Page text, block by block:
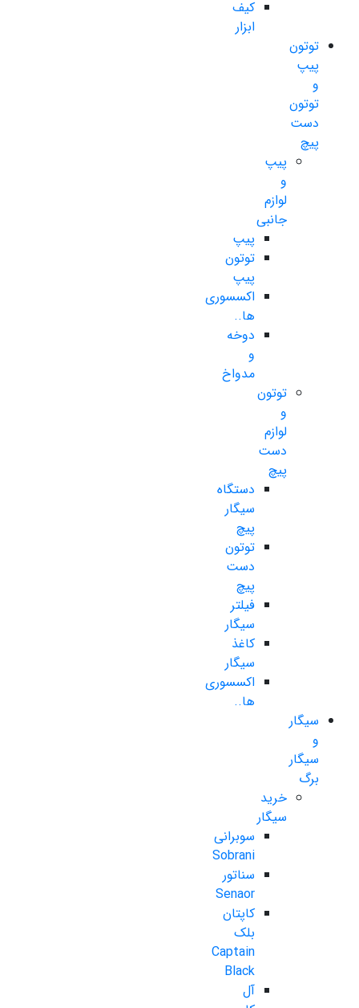
کیف
ابزار
توتون
پیپ
و
توتون
دست
پیچ
پیپ
و
لوازم
جانبی
پیپ
توتون
پیپ
اکسسوری
ها..
دوخه
و
مدواخ
توتون
و
لوازم
دست
پیچ
دستگاه
سیگار
پیچ
توتون
دست
پیچ
فیلتر
سیگار
کاغذ
سیگار
اکسسوری
ها..
سیگار
و
سیگار
برگ
خرید
سیگار
سوبرانی
Sobrani
سناتور
Senaor
کاپتان
بلک
Captain
Black
آل